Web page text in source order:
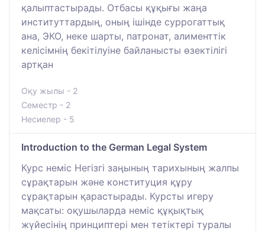
қалыптастырады. Отбасы құқығы жаңа
институттардың, оның ішінде суррогаттық
ана, ЭКО, неке шарты, патронат, алименттік
келісімнің бекітілуіне байланысты өзектілігі
артқан
Оқу жылы - 2
Семестр - 2
Несиелер - 5
Introduction to the German Legal System
Курс неміс Негізгі заңының тарихының жалпы
сұрақтарын және конституция құру
сұрақтарын қарастырады. Курсты игеру
мақсаты: оқушыларда неміс құқықтық
жүйесінің принциптері мен тетіктері туралы